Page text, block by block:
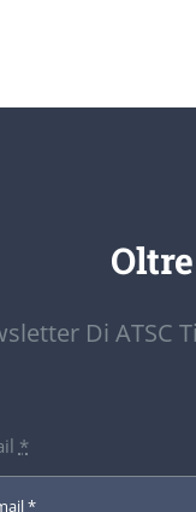
Oltre
Di ATSC
*